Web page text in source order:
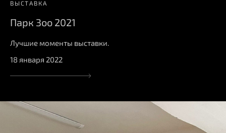
ВЫСТАВКА
Парк Зоо 2021
Лучшие моменты выставки.
18 января 2022